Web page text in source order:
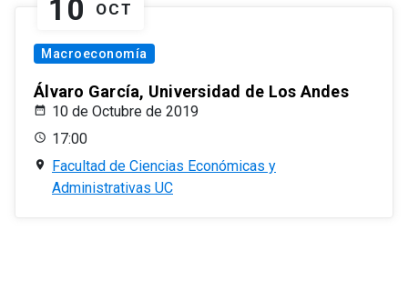
10 OCT
Macroeconomía
Álvaro García, Universidad de Los Andes
10 de Octubre de 2019
17:00
Facultad de Ciencias Económicas y
Administrativas UC